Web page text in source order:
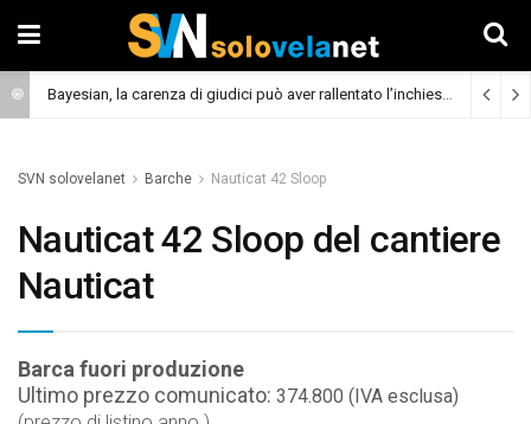
Bayesian, la carenza di giudici può aver rallentato l’inchiesta (Cronaca)
SVN solovelanet Barche Nauticat 42 Sloop
Nauticat 42 Sloop del cantiere
Nauticat
Barca fuori produzione
Ultimo prezzo comunicato: 374.800 (IVA esclusa)